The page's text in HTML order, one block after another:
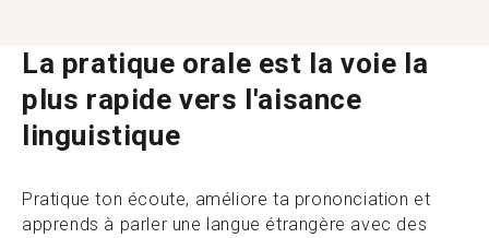
La pratique orale est la voie la
plus rapide vers l'aisance
linguistique
Pratique ton écoute, améliore ta prononciation et
apprends à parler une langue étrangère avec des